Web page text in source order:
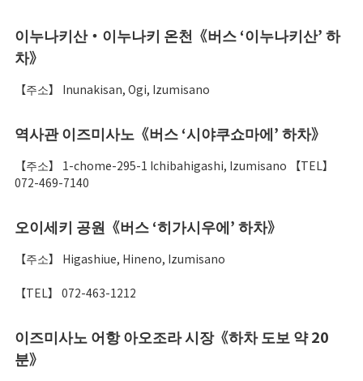
이누나키산・이누나키 온천《버스 ‘이누나키산’ 하
차》
【주소】 Inunakisan, Ogi, Izumisano
역사관 이즈미사노《버스 ‘시야쿠쇼마에’ 하차》
【주소】 1-chome-295-1 Ichibahigashi, Izumisano 【TEL】
072-469-7140
오이세키 공원《버스 ‘히가시우에’ 하차》
【주소】 Higashiue, Hineno, Izumisano
【TEL】 072-463-1212
이즈미사노 어항 아오조라 시장《하차 도보 약 20
분》